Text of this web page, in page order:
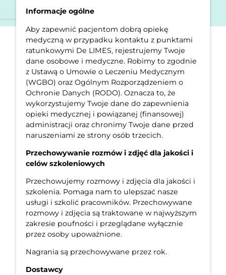
Informacje ogólne
Aby zapewnić pacjentom dobrą opiekę
medyczną w przypadku kontaktu z punktami
ratunkowymi De LIMES, rejestrujemy Twoje
dane osobowe i medyczne. Robimy to zgodnie
z Ustawą o Umowie o Leczeniu Medycznym
(WGBO) oraz Ogólnym Rozporządzeniem o
Ochronie Danych (RODO). Oznacza to, że
wykorzystujemy Twoje dane do zapewnienia
opieki medycznej i powiązanej (finansowej)
administracji oraz chronimy Twoje dane przed
naruszeniami ze strony osób trzecich.
Przechowywanie rozmów i zdjęć dla jakości i
celów szkoleniowych
Przechowujemy rozmowy i zdjęcia dla jakości i
szkolenia. Pomaga nam to ulepszać nasze
usługi i szkolić pracowników. Przechowywane
rozmowy i zdjęcia są traktowane w najwyższym
zakresie poufności i przeglądane wyłącznie
przez osoby upoważnione.
Nagrania są przechowywane przez rok.
Dostawcy